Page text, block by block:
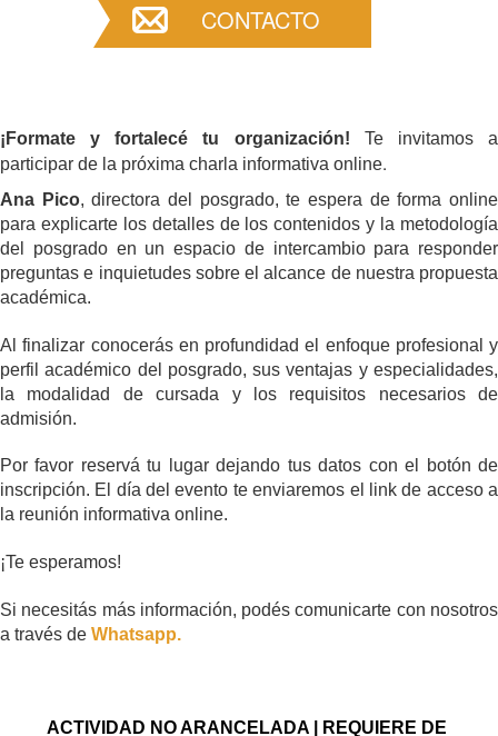
CONTACTO
¡Formate y fortalecé tu organización! Te invitamos a
participar de la próxima charla informativa online.
Ana Pico, directora del posgrado, te espera de forma online
para explicarte los detalles de los contenidos y la metodología
del posgrado en un espacio de intercambio para responder
preguntas e inquietudes sobre el alcance de nuestra propuesta
académica.
Al finalizar conocerás en profundidad el enfoque profesional y
perfil académico del posgrado, sus ventajas y especialidades,
la modalidad de cursada y los requisitos necesarios de
admisión.
Por favor reservá tu lugar dejando tus datos con el botón de
inscripción. El día del evento te enviaremos el link de acceso a
la reunión informativa online.
¡Te esperamos!
Si necesitás más información, podés comunicarte con nosotros
a través de Whatsapp.
ACTIVIDAD NO ARANCELADA | REQUIERE DE